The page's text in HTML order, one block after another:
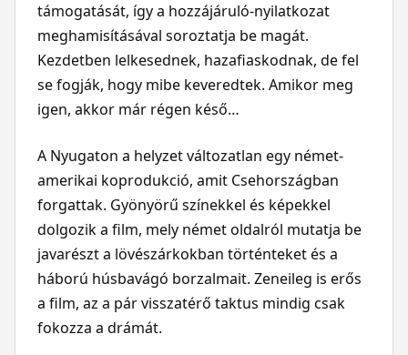
támogatását, így a hozzájáruló-nyilatkozat
meghamisításával soroztatja be magát.
Kezdetben lelkesednek, hazafiaskodnak, de fel
se fogják, hogy mibe keveredtek. Amikor meg
igen, akkor már régen késő…
A Nyugaton a helyzet változatlan egy német-
amerikai koprodukció, amit Csehországban
forgattak. Gyönyörű színekkel és képekkel
dolgozik a film, mely német oldalról mutatja be
javarészt a lövészárkokban történteket és a
háború húsbavágó borzalmait. Zeneileg is erős
a film, az a pár visszatérő taktus mindig csak
fokozza a drámát.